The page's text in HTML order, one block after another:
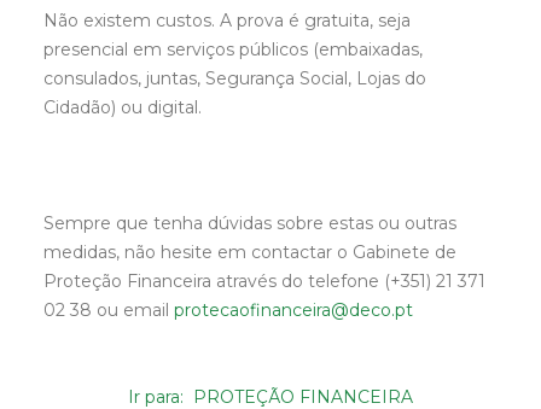
Não existem custos. A prova é gratuita, seja
presencial em serviços públicos (embaixadas,
consulados, juntas, Segurança Social, Lojas do
Cidadão) ou digital.
Sempre que tenha dúvidas sobre estas ou outras
medidas, não hesite em contactar o Gabinete de
Proteção Financeira através do telefone (+351) 21 371
02 38 ou email protecaofinanceira@deco.pt
Ir para: PROTEÇÃO FINANCEIRA